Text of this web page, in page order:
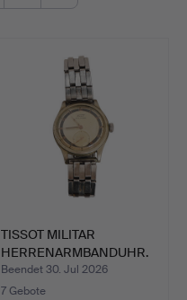
TISSOT MILITAR
HERRENARMBANDUHR.
Beendet 30. Jul 2026
7 Gebote